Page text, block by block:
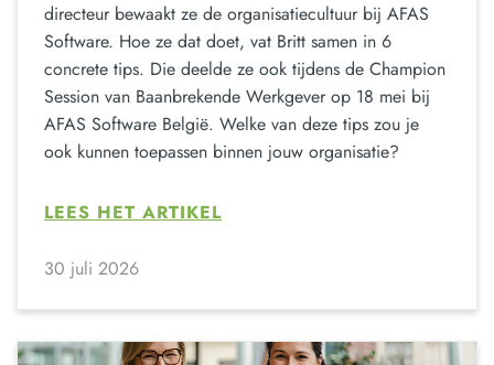
directeur bewaakt ze de organisatiecultuur bij AFAS
Software. Hoe ze dat doet, vat Britt samen in 6
concrete tips. Die deelde ze ook tijdens de Champion
Session van Baanbrekende Werkgever op 18 mei bij
AFAS Software België. Welke van deze tips zou je
ook kunnen toepassen binnen jouw organisatie?
LEES HET ARTIKEL
30 juli 2026